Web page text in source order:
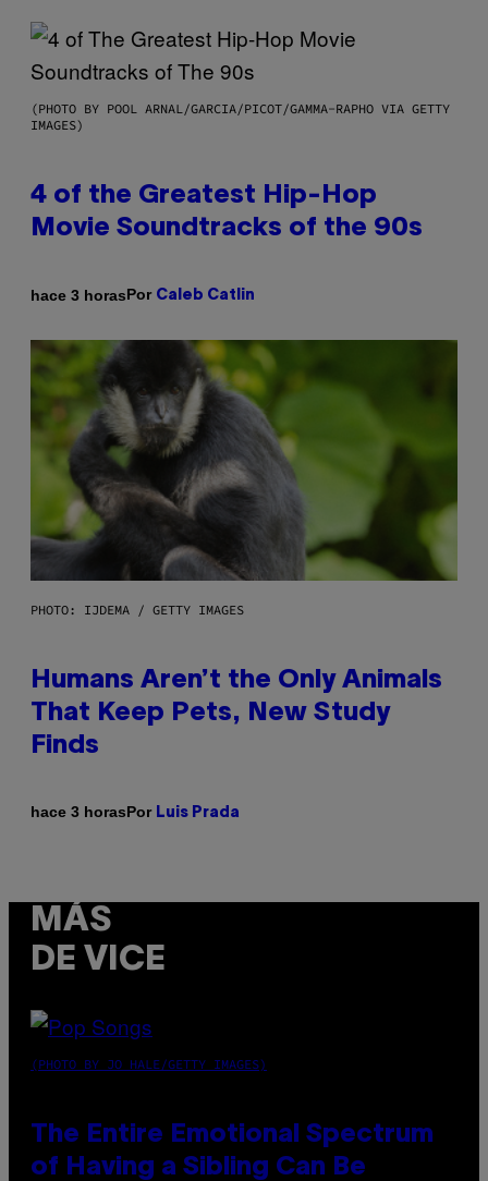
(PHOTO BY POOL ARNAL/GARCIA/PICOT/GAMMA-RAPHO VIA GETTY
IMAGES)
4 of the Greatest Hip-Hop
Movie Soundtracks of the 90s
hace 3 horasPor Caleb Catlin
PHOTO: IJDEMA / GETTY IMAGES
Humans Aren’t the Only Animals
That Keep Pets, New Study
Finds
hace 3 horasPor Luis Prada
MÁS
DE VICE
(PHOTO BY JO HALE/GETTY IMAGES)
The Entire Emotional Spectrum
of Having a Sibling Can Be